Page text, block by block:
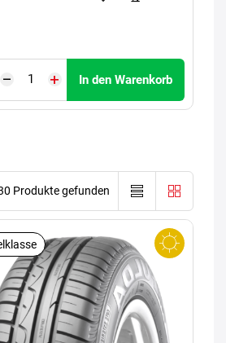
In den Warenkorb
Produkte gefunden